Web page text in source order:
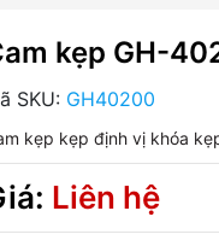
kẹp GH-
SKU: GH40200
kẹp kẹp định vị khóa
Liên hệ